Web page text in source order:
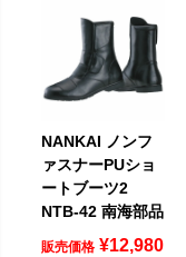
NANKAI ノンフ
ァスナーPUショ
ートブーツ2
NTB-42 南海部品
販売価格 ¥12,980